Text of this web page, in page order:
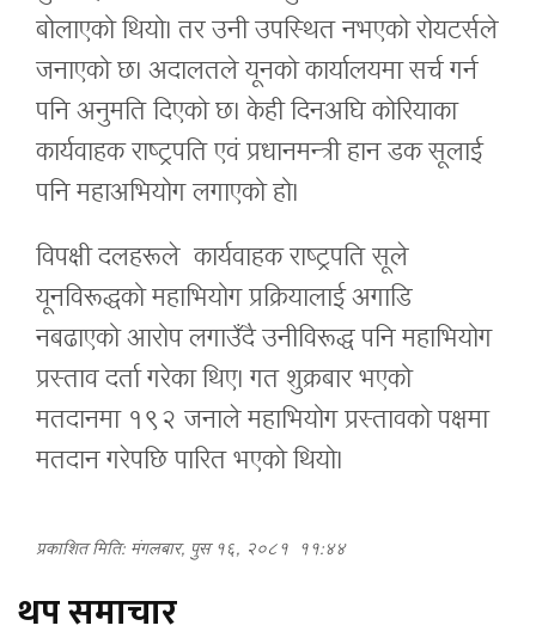
बोलाएको थियो। तर उनी उपस्थित नभएको रोयटर्सले
जनाएको छ। अदालतले यूनको कार्यालयमा सर्च गर्न
पनि अनुमति दिएको छ। केही दिनअघि कोरियाका
कार्यवाहक राष्ट्रपति एवं प्रधानमन्त्री हान डक सूलाई
पनि महाअभियोग लगाएको हो।
विपक्षी दलहरूले कार्यवाहक राष्ट्रपति सूले
यूनविरूद्धको महाभियोग प्रक्रियालाई अगाडि
नबढाएको आरोप लगाउँदै उनीविरूद्ध पनि महाभियोग
प्रस्ताव दर्ता गरेका थिए। गत शुक्रबार भएको
मतदानमा १९२ जनाले महाभियोग प्रस्तावको पक्षमा
मतदान गरेपछि पारित भएको थियो।
प्रकाशित मिति: मंगलबार, पुस १६, २०८१ ११:४४
थप समाचार